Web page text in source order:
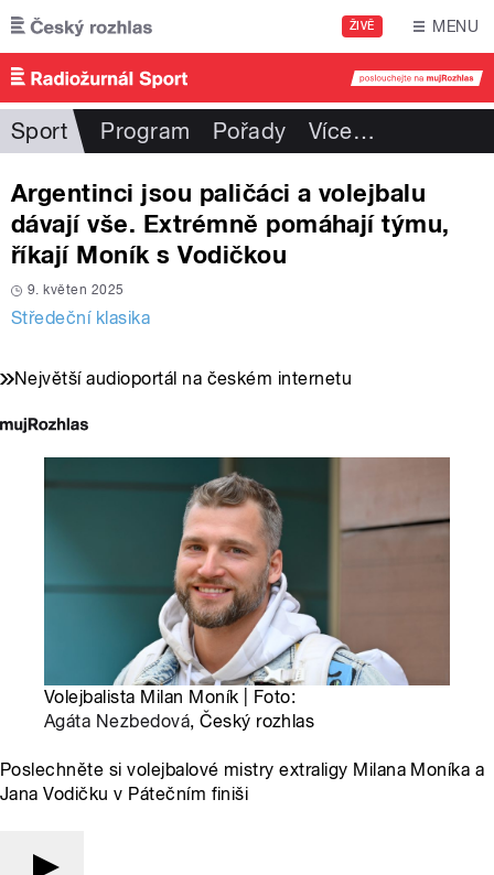
Přejít k hlavnímu obsahu
ŽIVĚ MENU
Sport Program Pořady Více…
Argentinci jsou paličáci a volejbalu
dávají vše. Extrémně pomáhají týmu,
říkají Moník s Vodičkou
9. květen 2025
Středeční klasika
Největší audioportál na českém internetu
Volejbalista Milan Moník | Foto:
Agáta Nezbedová, Český rozhlas
Poslechněte si volejbalové mistry extraligy Milana Moníka a
Jana Vodičku v Pátečním finiši